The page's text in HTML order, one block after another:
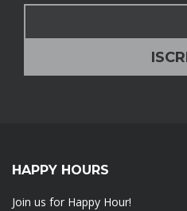
HAPPY HOURS
Join us for Happy Hour!